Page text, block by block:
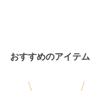
おすすめのアイテム